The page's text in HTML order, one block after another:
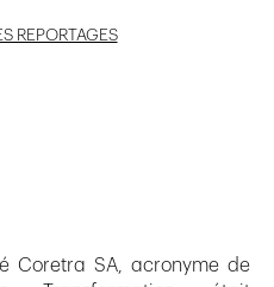
REPORTAGES
Coretra SA, acronyme de